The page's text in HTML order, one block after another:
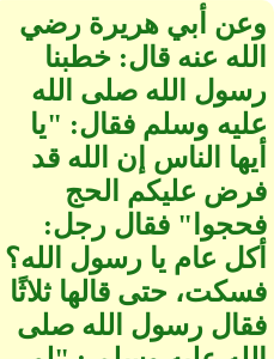
وعن أبي هريرة رضي
الله عنه قال‏:‏ خطبنا
رسول الله صلى الله
عليه وسلم فقال‏:‏ ‏"‏يا
أيها الناس إن الله قد
فرض عليكم الحج
فحجوا‏"‏ فقال رجل‏:‏
أكل عام يا رسول الله‏؟‏
فسكت، حتى قالها ثلاثًا
فقال رسول الله صلى